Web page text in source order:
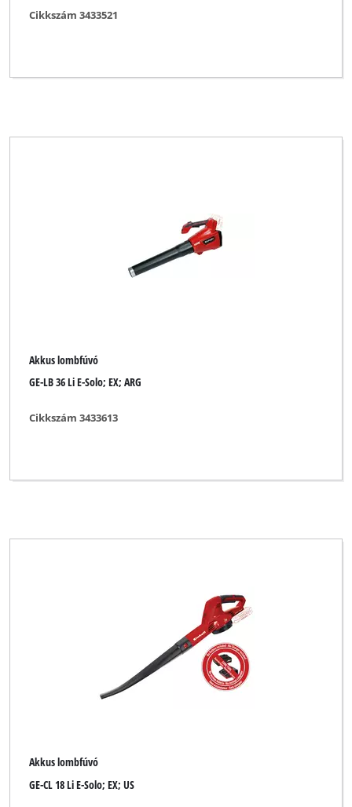
Cikkszám 3433521
Akkus lombfúvó
GE-LB 36 Li E-Solo; EX; ARG
Cikkszám 3433613
Akkus lombfúvó
GE-CL 18 Li E-Solo; EX; US